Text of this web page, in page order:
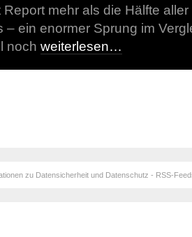
Report mehr als die Hälfte
– ein enormer Sprung im
noch weiterlesen…
zu Datensicherheit und Datenschutz - RSS-